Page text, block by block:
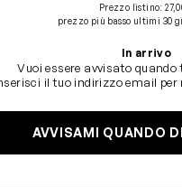
Prezzo listino:
prezzo più basso ultimi 30
In arrivo
Vuoi essere avvisato
il tuo indirizzo email per
AVVISAMI QUANDO